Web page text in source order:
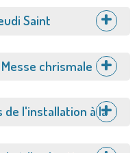
Saint
chrismale
de l'installation à la